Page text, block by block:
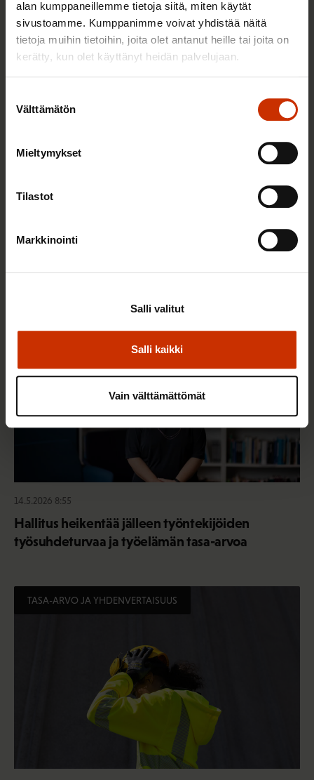
alan kumppaneillemme tietoja siitä, miten käytät
sivustoamme. Kumppanimme voivat yhdistää näitä
tietoja muihin tietoihin, joita olet antanut heille tai joita on
kerätty, kun olet käyttänyt heidän palvelujaan.
valinta
Välttämätön
Mieltymykset
Tilastot
Markkinointi
Salli kaikki
Salli valitut
Vain välttämättömät
TASA-ARVO JA YHDENVERTAISUUS
Mikä muuttui määräaikaisissa työsuhteissa? Lue
TASA-ARVO JA YHDENVERTAISUUS
14.5.2026 8:55
Hallitus heikentää jälleen työntekijöiden
työsuhdeturvaa ja työelämän tasa-arvoa
TASA-ARVO JA YHDENVERTAISUUS